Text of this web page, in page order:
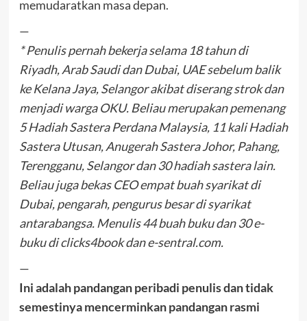
memudaratkan masa depan.
—
* Penulis pernah bekerja selama 18 tahun di
Riyadh, Arab Saudi dan Dubai, UAE sebelum balik
ke Kelana Jaya, Selangor akibat diserang strok dan
menjadi warga OKU. Beliau merupakan pemenang
5 Hadiah Sastera Perdana Malaysia, 11 kali Hadiah
Sastera Utusan, Anugerah Sastera Johor, Pahang,
Terengganu, Selangor dan 30 hadiah sastera lain.
Beliau juga bekas CEO empat buah syarikat di
Dubai, pengarah, pengurus besar di syarikat
antarabangsa. Menulis 44 buah buku dan 30 e-
buku di clicks4book dan e-sentral.com.
—
Ini adalah pandangan peribadi penulis dan tidak
semestinya mencerminkan pandangan rasmi